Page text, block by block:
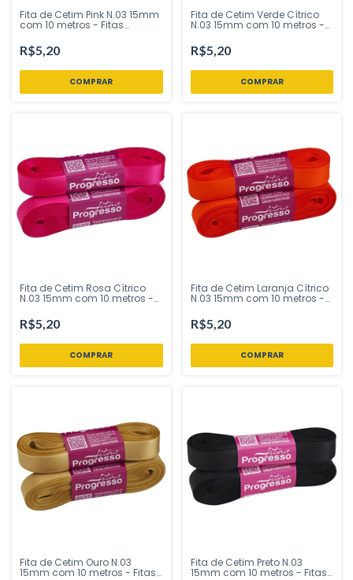
Fita de Cetim Pink N.03 15mm
com 10 metros - Fitas
Loja
R$5,20
Fita de Cetim Verde Cítrico
N.03 15mm com 10 metros -
Festa Loja
R$5,20
Fita de Cetim Rosa Cítrico
N.03 15mm com 10 metros -
Festa Loja
R$5,20
Fita de Cetim Laranja Cítrico
N.03 15mm com 10 metros -
Festa Loja
R$5,20
Fita de Cetim Ouro N.03
15mm com 10 metros - Fitas
Fita de Cetim Preto N.03
15mm com 10 metros - Fitas